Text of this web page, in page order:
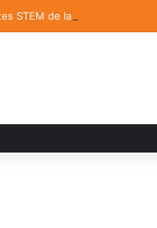
STEM de la UDLAP